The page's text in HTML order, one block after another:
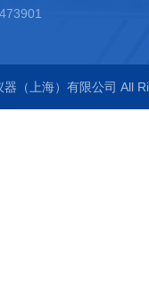
（上海）有限公司 All